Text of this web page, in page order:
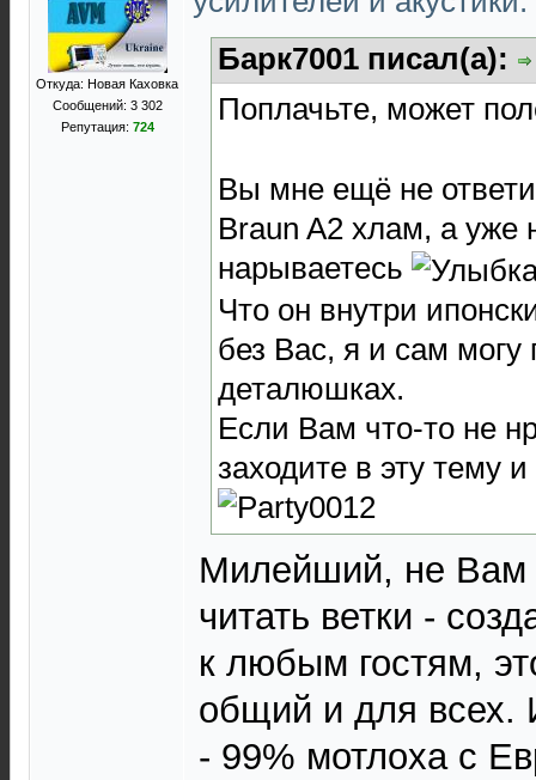
Откуда: Новая Каховка
Сообщений: 3 302
Репутация: 724
Барк7001 писал(а):
Поплачьте, может
Вы мне ещё не
Braun A2 хлам, а уже
нарываетесь
Что он внутри
без Вас, я и сам могу
деталюшках.
Если Вам что-то не
заходите в эту тему
Милейший, не Вам
читать ветки -
к любым гостям,
общий и для всех.
- 99% мотлоха с